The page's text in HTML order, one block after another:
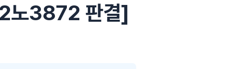
노3872 판결]